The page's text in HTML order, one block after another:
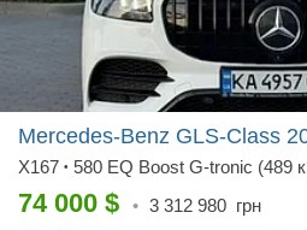
Mercedes-Benz GLS-Class
X167 • 580 EQ Boost G-tronic (489
74 000 $ • 3 312 980 грн